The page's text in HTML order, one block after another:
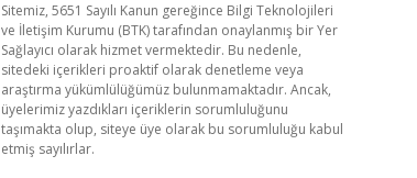
Sitemiz, 5651 Sayılı Kanun gereğince Bilgi Teknolojileri
ve İletişim Kurumu (BTK) tarafından onaylanmış bir Yer
Sağlayıcı olarak hizmet vermektedir. Bu nedenle,
sitedeki içerikleri proaktif olarak denetleme veya
araştırma yükümlülüğümüz bulunmamaktadır. Ancak,
üyelerimiz yazdıkları içeriklerin sorumluluğunu
taşımakta olup, siteye üye olarak bu sorumluluğu kabul
etmiş sayılırlar.